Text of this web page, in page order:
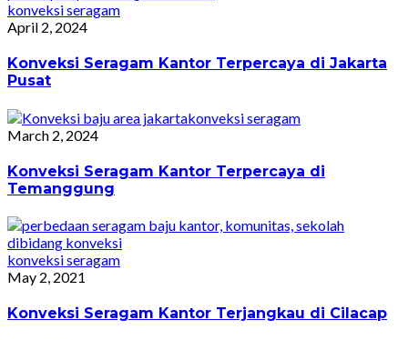
konveksi seragam
April 2, 2024
Konveksi Seragam Kantor Terpercaya di Jakarta
Pusat
konveksi seragam
March 2, 2024
Konveksi Seragam Kantor Terpercaya di
Temanggung
konveksi seragam
May 2, 2021
Konveksi Seragam Kantor Terjangkau di Cilacap